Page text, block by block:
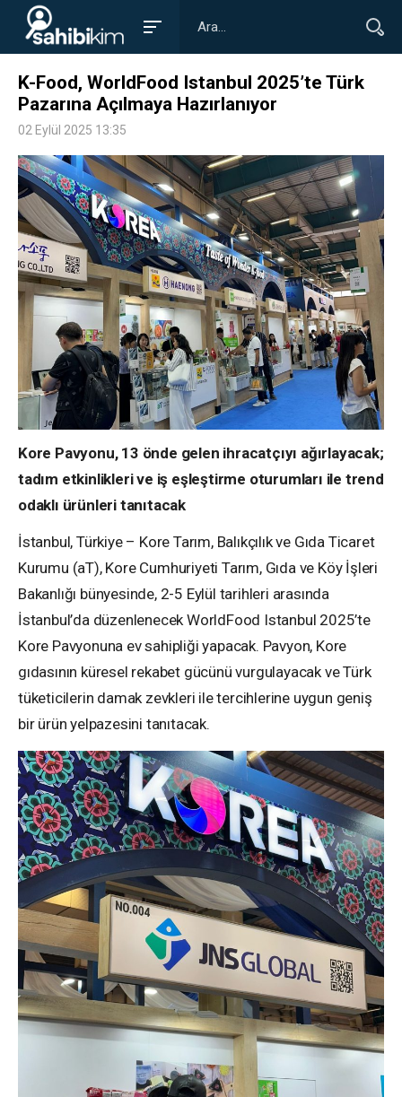
K-Food, WorldFood Istanbul 2025’te Türk
Pazarına Açılmaya Hazırlanıyor
02 Eylül 2025 13:35
Kore Pavyonu, 13 önde gelen ihracatçıyı ağırlayacak;
tadım etkinlikleri ve iş eşleştirme oturumları ile trend
odaklı ürünleri tanıtacak
İstanbul, Türkiye – Kore Tarım, Balıkçılık ve Gıda Ticaret
Kurumu (aT), Kore Cumhuriyeti Tarım, Gıda ve Köy İşleri
Bakanlığı bünyesinde, 2-5 Eylül tarihleri arasında
İstanbul’da düzenlenecek WorldFood Istanbul 2025’te
Kore Pavyonuna ev sahipliği yapacak. Pavyon, Kore
gıdasının küresel rekabet gücünü vurgulayacak ve Türk
tüketicilerin damak zevkleri ile tercihlerine uygun geniş
bir ürün yelpazesini tanıtacak.